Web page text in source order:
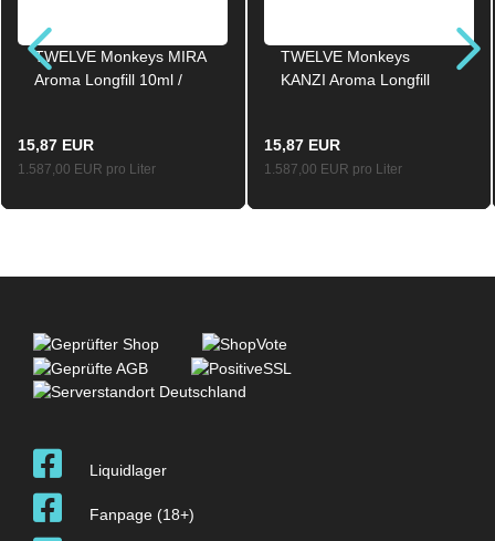
TWELVE Monkeys MIRA
Aroma Longfill 10ml /
15,87 EUR
1.587,00 EUR pro Liter
TWELVE Monkeys
KANZI Aroma Longfill
15,87 EUR
1.587,00 EUR pro Liter
Liquidlager
Fanpage (18+)